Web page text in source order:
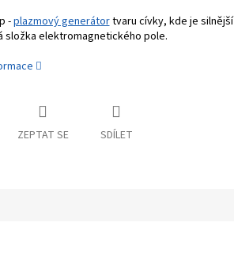
-plazmový generátortvaru cívky, kde je silnější
složka elektromagnetického pole.
ZEPTAT SE SDÍLET